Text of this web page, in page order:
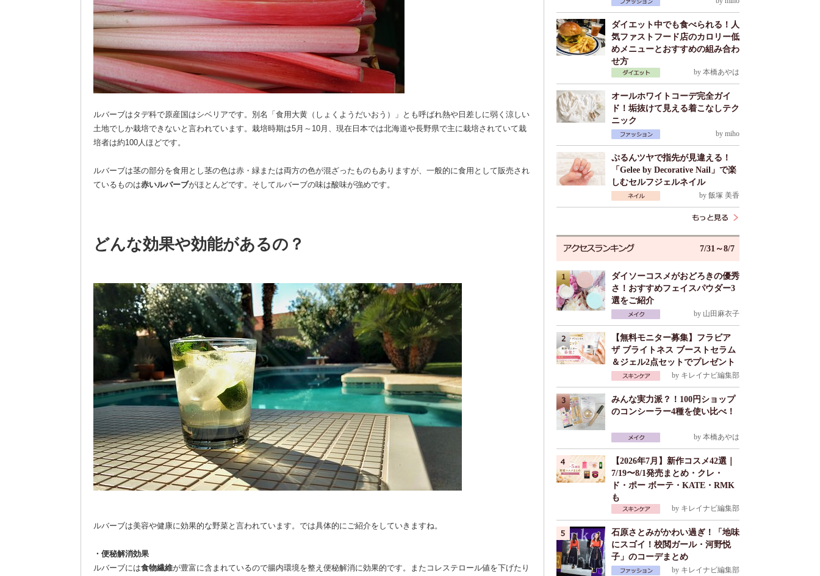
ルバーブはタデ科で原産国はシベリアです。別名「食用大黄（しょくようだいおう）」とも呼ばれ熱や日差しに弱く涼しい
土地でしか栽培できないと言われています。栽培時期は5月～10月、現在日本では北海道や長野県で主に栽培されていて栽
培者は約100人ほどです。
ルバーブは茎の部分を食用とし茎の色は赤・緑または両方の色が混ざったものもありますが、一般的に食用として販売され
ているものは赤いルバーブがほとんどです。そしてルバーブの味は酸味が強めです。
どんな効果や効能があるの？
ルバーブは美容や健康に効果的な野菜と言われています。では具体的にご紹介をしていきますね。
・便秘解消効果
ルバーブには食物繊維が豊富に含まれているので腸内環境を整え便秘解消に効果的です。またコレステロール値を下げたり
ダイエット中でも食べられる！人
気ファストフード店のカロリー低
めメニューとおすすめの組み合わ
せ方
by 本橋あやは
オールホワイトコーデ完全ガイ
ド！垢抜けて見える着こなしテク
ニック
by miho
ぷるんツヤで指先が見違える！
「Gelee by Decorative Nail」で楽
しむセルフジェルネイル
by 飯塚 美香
7/31～8/7
ダイソーコスメがおどろきの優秀
さ！おすすめフェイスパウダー3
選をご紹介
by 山田麻衣子
【無料モニター募集】フラビア
ザ ブライトネス ブーストセラム
＆ジェル2点セットでプレゼント
by キレイナビ編集部
みんな実力派？！100円ショップ
のコンシーラー4種を使い比べ！
by 本橋あやは
【2026年7月】新作コスメ42選｜
7/19〜8/1発売まとめ・クレ・
ド・ポー ボーテ・KATE・RMK
も
by キレイナビ編集部
石原さとみがかわい過ぎ！「地味
にスゴイ！校閲ガール・河野悦
子」のコーデまとめ
by キレイナビ編集部